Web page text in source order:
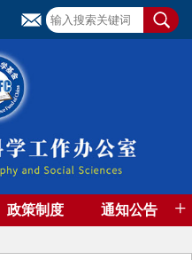
政策制度 通知公告 +